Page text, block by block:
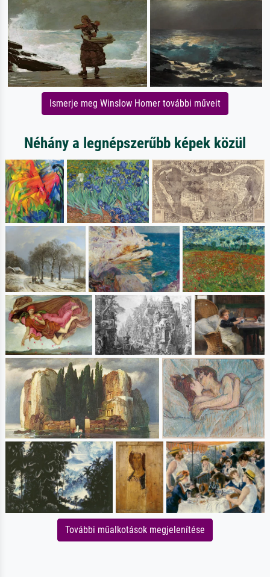
Ismerje meg Winslow Homer további műveit
Néhány a legnépszerűbb képek közül
További műalkotások megjelenítése